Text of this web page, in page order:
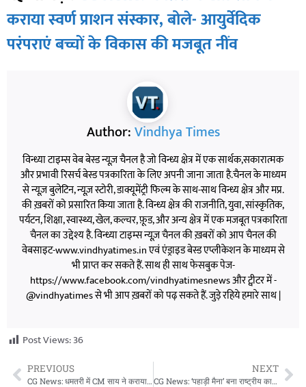
कराया स्वर्ण प्राशन संस्कार, बोले- आयुर्वेदिक
परंपराएं बच्चों के विकास की मजबूत नींव
Author:Vindhya Times
विन्ध्या टाइम्स वेब बेस्ड न्यूज़ चैनल है जो विन्ध्य क्षेत्र में एक सार्थक,सकारात्मक
और प्रभावी रिसर्च बेस्ड पत्रकारिता के लिए अपनी जाना जाता है.चैनल के माध्यम
से न्यूज़ बुलेटिन, न्यूज़ स्टोरी, डाक्यूमेंट्री फिल्म के साथ-साथ विन्ध्य क्षेत्र और मप्र.
की ख़बरों को प्रसारित किया जाता है. विन्ध्य क्षेत्र की राजनीति, युवा, सांस्कृतिक,
पर्यटन, शिक्षा, स्वास्थ्य, खेल, कल्चर, फ़ूड, और अन्य क्षेत्र में एक मजबूत पत्रकारिता
चैनल का उद्देश्य है. विन्ध्या टाइम्स न्यूज़ चैनल की ख़बरों को आप चैनल की
वेबसाइट-www.vindhyatimes.in एवं एंड्राइड बेस्ड एप्लीकेशन के माध्यम से
भी प्राप्त कर सकते हैं. साथ ही साथ फेसबुक पेज-
https://www.facebook.com/vindhyatimesnews और ट्वीटर में -
@vindhyatimes से भी आप ख़बरों को पढ़ सकते हैं. जुड़े रहिये हमारे साथ |
Post Views:36
PREVIOUS
CG News: धमतरी में CM साय ने कराया स्वर्ण प्राशन संस्कार, बोले- आयुर्वेदिक परंपराएं बच्चों के विकास की मजबूत नींव
NEXT
CG News: ‘पहाड़ी मैना’ बना राष्ट्रीय कायाकिंग-केनोईंग प्रतियोगिता का मस्कट, CM साय ने किया विमोचन